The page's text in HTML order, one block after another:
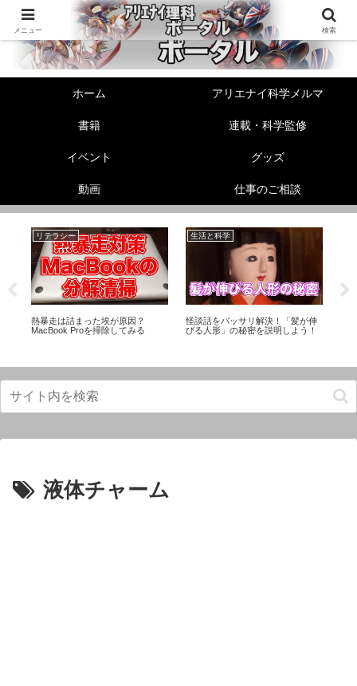
ホーム アリエナイ科学メルマ
書籍 連載・科学監修
イベント グッズ
動画 仕事のご相談
リテラシー
熱暴走は詰まった埃が原因？
MacBook Proを掃除してみる
生活と科学
怪談話をバッサリ解決！「髪が伸
びる人形」の秘密を説明しよう！
液体チャーム
メニュー 検索